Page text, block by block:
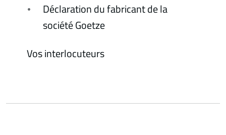
Déclaration du fabricant de la
société Goetze
Vos interlocuteurs